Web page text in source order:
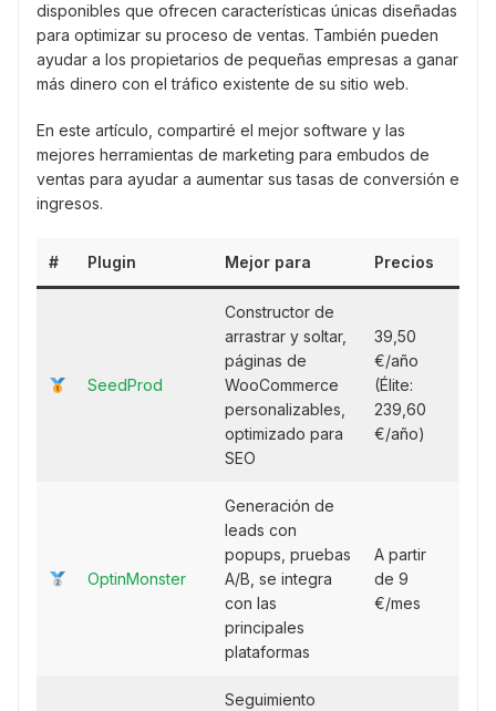
disponibles que ofrecen características únicas diseñadas
para optimizar su proceso de ventas. También pueden
ayudar a los propietarios de pequeñas empresas a ganar
más dinero con el tráfico existente de su sitio web.
En este artículo, compartiré el mejor software y las
mejores herramientas de marketing para embudos de
ventas para ayudar a aumentar sus tasas de conversión e
ingresos.
# Plugin Mejor para Precios
SeedProd
Constructor de
arrastrar y soltar,
páginas de
WooCommerce
personalizables,
optimizado para
SEO
39,50
€/año
(Élite:
239,60
€/año)
OptinMonster
Generación de
leads con
popups, pruebas
A/B, se integra
con las
principales
plataformas
A partir
de 9
€/mes
Seguimiento